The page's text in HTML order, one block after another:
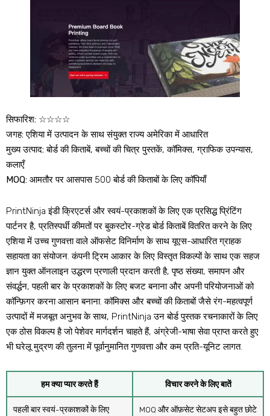
सिफारिश: ☆☆☆☆
जगह:एशिया में उत्पादन के साथ संयुक्त राज्य अमेरिका में आधारित
मुख्य उत्पाद:बोर्ड की किताबें, बच्चों की चित्र पुस्तकें, कॉमिक्स, ग्राफिक उपन्यास,
कलाएँ
MOQ: आमतौर पर आसपास 500 बोर्ड की किताबों के लिए कॉपियाँ
PrintNinja इंडी क्रिएटर्स और स्वयं-प्रकाशकों के लिए एक प्रसिद्ध प्रिंटिंग
पार्टनर है, प्रतिस्पर्धी कीमतों पर बुकस्टोर-ग्रेड बोर्ड किताबें वितरित करने के लिए
एशिया में उच्च गुणवत्ता वाले ऑफसेट विनिर्माण के साथ यूएस-आधारित ग्राहक
सहायता का संयोजन. कंपनी ट्रिम आकार के लिए विस्तृत विकल्पों के साथ एक सहज
ज्ञान युक्त ऑनलाइन उद्धरण प्रणाली प्रदान करती है, पृष्ठ संख्या, समापन और
संवर्द्धन, पहली बार के प्रकाशकों के लिए बजट बनाना और अपनी परियोजनाओं को
कॉन्फ़िगर करना आसान बनाना. कॉमिक्स और बच्चों की किताबों जैसे रंग-महत्वपूर्ण
उत्पादों में मजबूत अनुभव के साथ, PrintNinja उन बोर्ड पुस्तक रचनाकारों के लिए
एक ठोस विकल्प है जो पेशेवर मार्गदर्शन चाहते हैं, अंग्रेजी-भाषा सेवा प्राप्त करते हुए
भी घरेलू मुद्रण की तुलना में पूर्वानुमानित गुणवत्ता और कम प्रति-यूनिट लागत.
हम क्या प्यार करते हैं विचार करने के लिए बातें
पहली बार स्वयं-प्रकाशकों के लिए
MOQ और ऑफ़सेट सेटअप इसे बहुत छोटे